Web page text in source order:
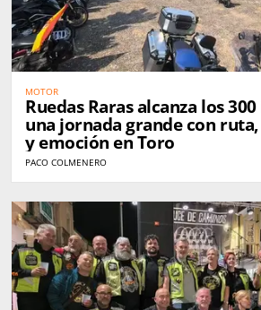
MOTOR
Ruedas Raras alcanza los
una jornada grande con
y emoción en Toro
PACO COLMENERO